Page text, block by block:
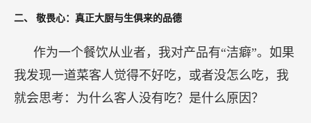
二、 敬畏心：真正大厨与生俱来的品德
作为一个餐饮从业者，我对产品有“洁癖”。如果
我发现一道菜客人觉得不好吃，或者没怎么吃，我
就会思考：为什么客人没有吃？是什么原因？